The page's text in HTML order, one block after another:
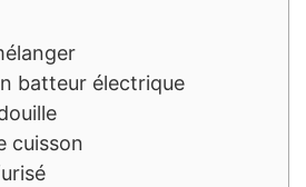
batteur électrique
cuisson